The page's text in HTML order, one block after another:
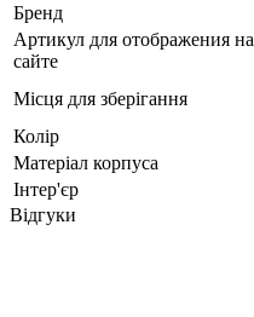
Бренд
Артикул для отображения на
сайте
Місця для зберігання
Колір
Матеріал корпуса
Iнтер'єр
Відгуки